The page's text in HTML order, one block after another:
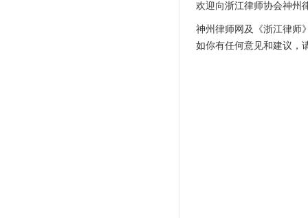
欢迎向浙江律师协会神州
神州律师网及《浙江律师
如你有任何意见和建议，